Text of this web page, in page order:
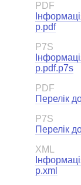
PDF
р.pdf
P7S
р.pdf.p7s
PDF
Перелік
P7S
Перелік
XML
р.xml